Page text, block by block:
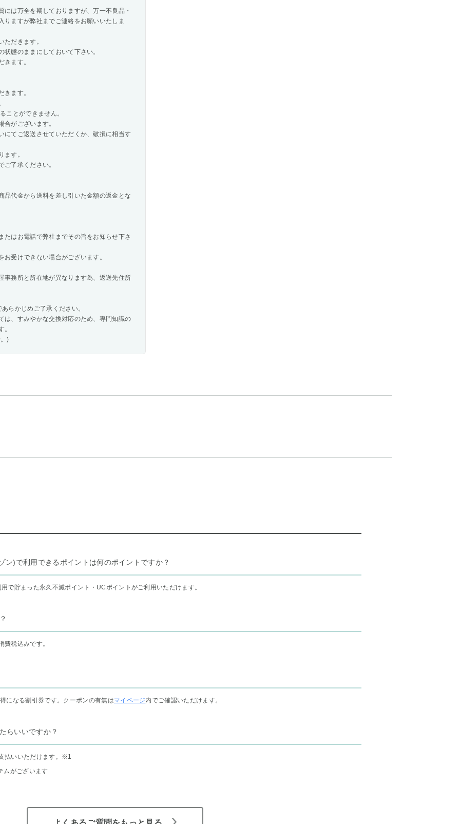
は万全を期しておりますが、万一不良品・
ますが弊社までご連絡をお願いいたしま
だきます。
態のままにしておいて下さい。
ます。
ます。
ことができません。
がございます。
てご返送させていただくか、破損に相当す
ます。
了承ください。
品代金から送料を差し引いた金額の返金とな
はお電話で弊社までその旨をお知らせ下さ
受けできない場合がございます。
務所と所在地が異なります為、返送先住所
らかじめご了承ください。
は、すみやかな交換対応のため、専門知識の
。
)
ン)で利用できるポイントは何のポイントですか？
で貯まった永久不滅ポイント・UCポイントがご利用いただけます。
費税込みです。
になる割引券です。クーポンの有無はマイページ内でご確認いただけます。
らいいですか？
払いいただけます。 ※1
ムがございます